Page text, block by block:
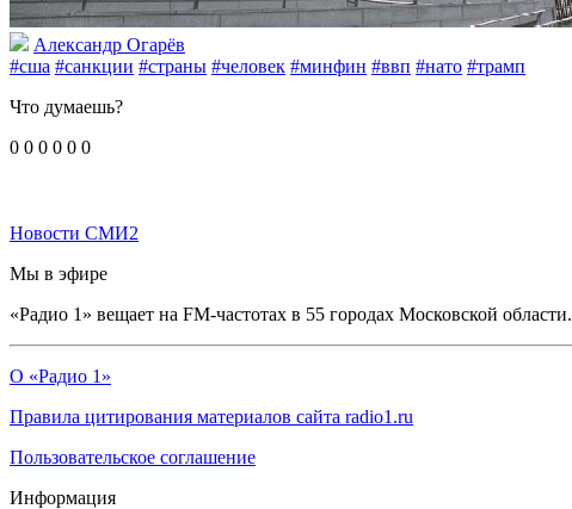
Александр Огарёв
#сша #санкции #страны #человек #минфин #ввп #нато #трамп
Что думаешь?
0 0 0 0 0 0
Новости СМИ2
Мы в эфире
«Радио 1» вещает на FM-частотах в 55 городах Московской области.
О «Радио 1»
Правила цитирования материалов сайта radio1.ru
Пользовательское соглашение
Информация